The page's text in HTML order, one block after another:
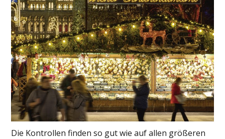
Die Kontrollen finden so gut wie auf allen größeren